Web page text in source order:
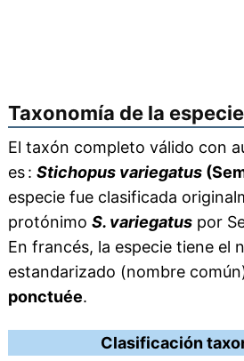
Taxonomía de la especie
El taxón completo válido con
es : Stichopus variegatus
especie fue clasificada
protónimo S. variegatuspor
En francés, la especie tiene el
estandarizado (nombre
ponctuée.
Clasificación